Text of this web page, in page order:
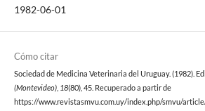
1982-06-01
Cómo citar
Sociedad de Medicina Veterinaria del Uruguay. (1982).
(Montevideo), 18(80), 45. Recuperado a partir de
https://www.revistasmvu.com.uy/index.php/smvu/